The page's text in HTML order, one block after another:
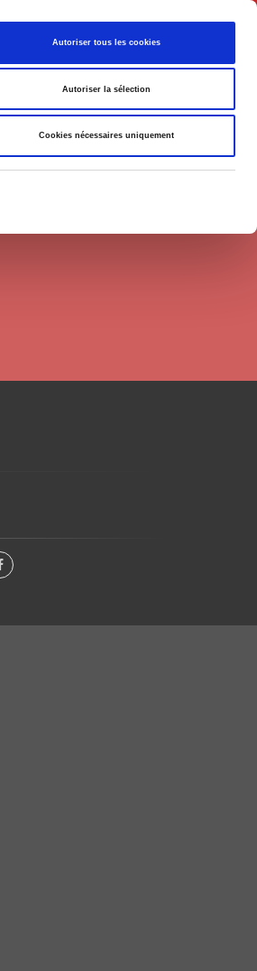
Autoriser tous les cookies
Autoriser la sélection
Cookies nécessaires uniquement